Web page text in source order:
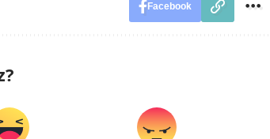
Facebook